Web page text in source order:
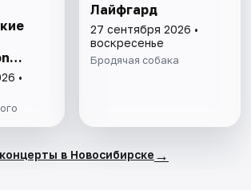
•
Лайфгард
27 сентября 2026 •
воскресенье
Бродячая собака
в Новосибирске →